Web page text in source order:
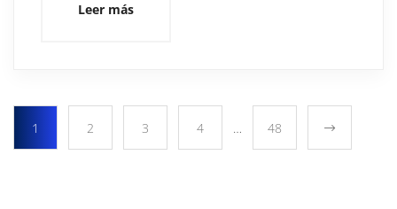
Leer más
1 2 3 4 … 48